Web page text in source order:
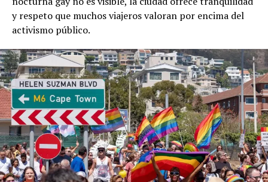
y respeto que muchos viajeros valoran por encima del
activismo público.